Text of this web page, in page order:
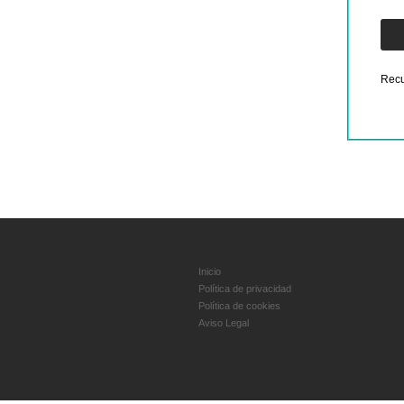
Inicio
Política de privacidad
Política de cookies
Aviso Legal